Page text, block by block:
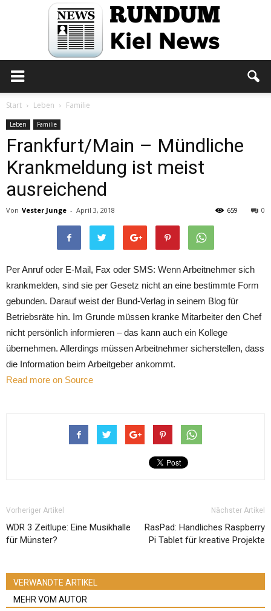
Start Leben Familie
Leben Familie
Frankfurt/Main – Mündliche
Krankmeldung ist meist
ausreichend
Von Vester Junge - April 3, 2018 0
659
Per Anruf oder E-Mail, Fax oder SMS: Wenn Arbeitnehmer sich
krankmelden, sind sie per Gesetz nicht an eine bestimmte Form
gebunden. Darauf weist der Bund-Verlag in seinem Blog für
Betriebsräte hin. Im Grunde müssen kranke Mitarbeiter den Chef
nicht persönlich informieren – das kann auch ein Kollege
übernehmen. Allerdings müssen Arbeitnehmer sicherstellen, dass
die Information beim Arbeitgeber ankommt.
Read more on Source
Vorheriger Artikel
WDR 3 Zeitlupe: Eine Musikhalle
für Münster?
Nächster Artikel
RasPad: Handliches Raspberry
Pi Tablet für kreative Projekte
VERWANDTE ARTIKEL
MEHR VOM AUTOR